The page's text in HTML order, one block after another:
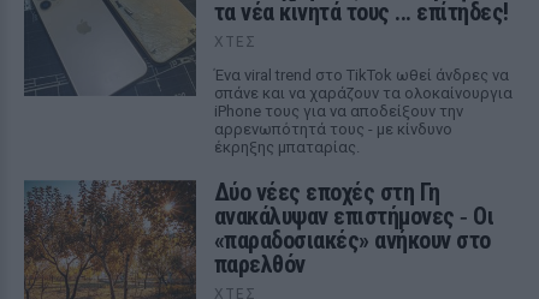
τα νέα κινητά τους ... επίτηδες!
ΧΤΕΣ
Ένα viral trend στο TikTok ωθεί άνδρες να
σπάνε και να χαράζουν τα ολοκαίνουργια
iPhone τους για να αποδείξουν την
αρρενωπότητά τους - με κίνδυνο
έκρηξης μπαταρίας.
Δύο νέες εποχές στη Γη
ανακάλυψαν επιστήμονες ‑ Oι
«παραδοσιακές» ανήκουν στο
παρελθόν
ΧΤΕΣ